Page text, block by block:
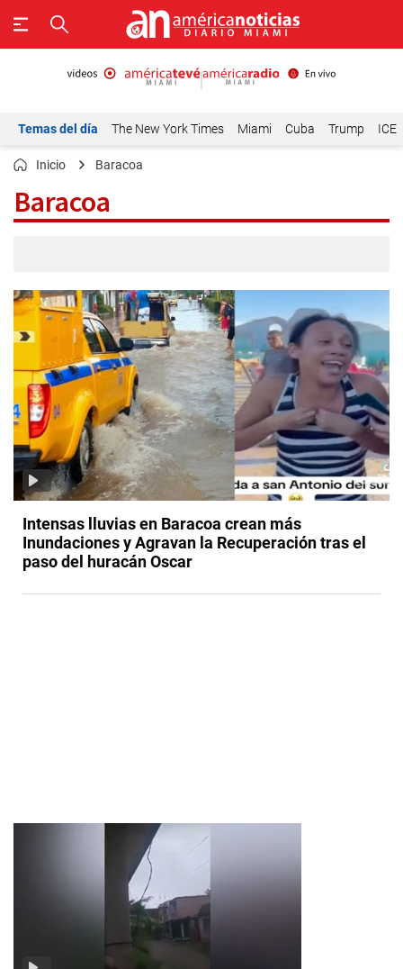
Temas del día The New York Times Miami Cuba Trump ICE
Inicio Baracoa
Baracoa
Intensas lluvias en Baracoa crean más
Inundaciones y Agravan la Recuperación tras el
paso del huracán Oscar